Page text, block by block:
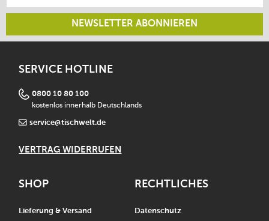
NEWSLETTER ABONNIEREN
SERVICE HOTLINE
0800 10 80 100
kostenlos innerhalb Deutschlands
service@tischwelt.de
VERTRAG WIDERRUFEN
SHOP
Lieferung & Versand
RECHTLICHES
Datenschutz